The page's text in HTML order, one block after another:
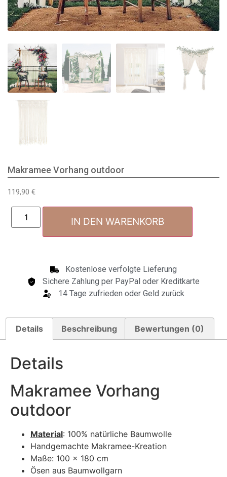
Makramee Vorhang outdoor
119,90 €
IN DEN WARENKORB
Kostenlose verfolgte Lieferung
Sichere Zahlung per PayPal oder Kreditkarte
14 Tage zufrieden oder Geld zurück
Details Beschreibung Bewertungen (0)
Details
Makramee Vorhang
outdoor
Material: 100% natürliche Baumwolle
Handgemachte Makramee-Kreation
Maße: 100 x 180 cm
Ösen aus Baumwollgarn